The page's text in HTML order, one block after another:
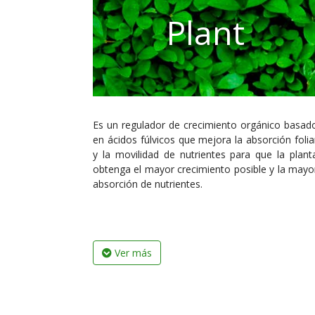
Plant
Es un regulador de crecimiento orgánico
en ácidos fúlvicos que mejora la absorción
y la movilidad de nutrientes para que la
obtenga el mayor crecimiento posible y la
absorción de nutrientes.
Ver más